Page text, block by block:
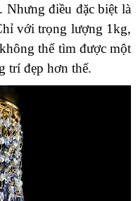
Nhưng điều đặc biệt là
với trọng lượng 1kg,
thể tìm được một
trí đẹp hơn thế.